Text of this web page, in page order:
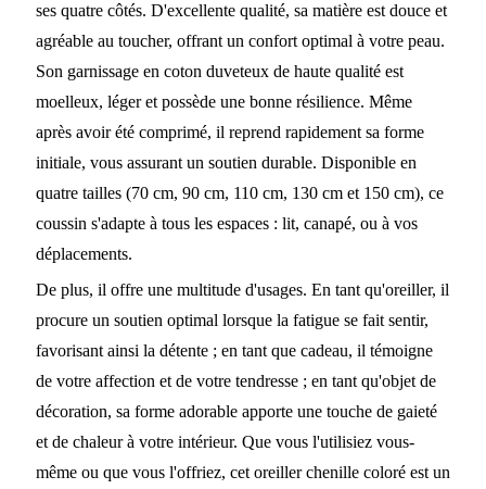
ses quatre côtés. D'excellente qualité, sa matière est douce et
agréable au toucher, offrant un confort optimal à votre peau.
Son garnissage en coton duveteux de haute qualité est
moelleux, léger et possède une bonne résilience. Même
après avoir été comprimé, il reprend rapidement sa forme
initiale, vous assurant un soutien durable. Disponible en
quatre tailles (70 cm, 90 cm, 110 cm, 130 cm et 150 cm), ce
coussin s'adapte à tous les espaces : lit, canapé, ou à vos
déplacements.
De plus, il offre une multitude d'usages. En tant qu'oreiller, il
procure un soutien optimal lorsque la fatigue se fait sentir,
favorisant ainsi la détente ; en tant que cadeau, il témoigne
de votre affection et de votre tendresse ; en tant qu'objet de
décoration, sa forme adorable apporte une touche de gaieté
et de chaleur à votre intérieur. Que vous l'utilisiez vous-
même ou que vous l'offriez, cet oreiller chenille coloré est un